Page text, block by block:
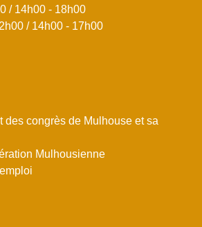
/ 14h00 - 18h00
/ 14h00 - 17h00
des congrès de Mulhouse et sa
Mulhousienne